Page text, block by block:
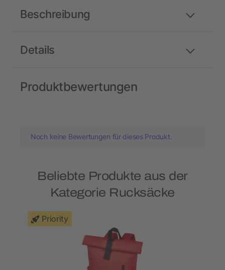
Details
Beschreibung
Produktbewertungen
Noch keine Bewertungen für dieses Produkt.
Beliebte Produkte aus der
Kategorie Rucksäcke
Priority